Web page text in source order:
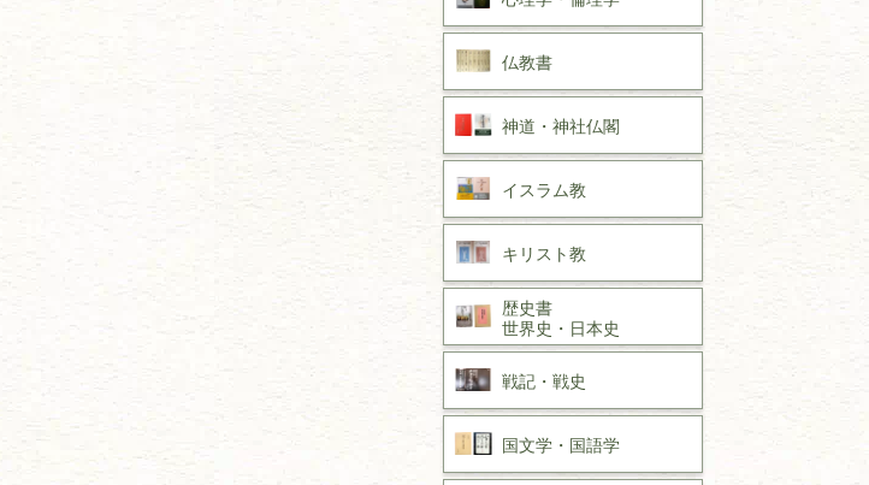
仏教書
神道・神社仏閣
イスラム教
キリスト教
歴史書
世界史・ 日本史
戦記・戦史
国文学・ 国語学